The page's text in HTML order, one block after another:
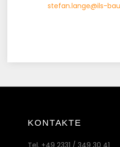
stefan.lange@ils-
KONTAKTE
Tel. +49 2331 / 349 30 41